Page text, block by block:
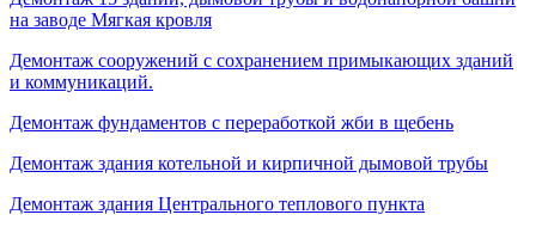
на заводе Мягкая кровля
Демонтаж сооружений с сохранением примыкающих зданий
и коммуникаций.
Демонтаж фундаментов с переработкой жби в щебень
Демонтаж здания котельной и кирпичной дымовой трубы
Демонтаж здания Центрального теплового пункта